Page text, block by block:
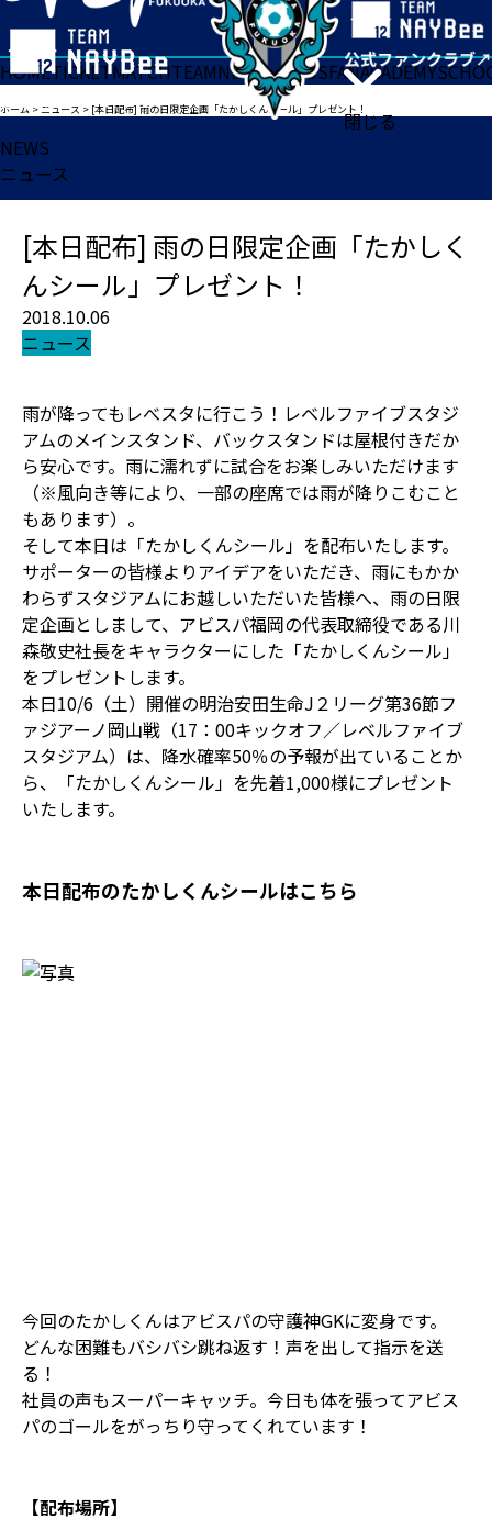
閉じる
HOMETICKETMATCHTEAMNEWSGOODSFANACADEMY
ホーム >ニュース > [本日配布] 雨の日限定企画「たかしくんシール」プレゼント！
NEWS
ニュース
[本日配布] 雨の日限定企画「たかしく
んシール」プレゼント！
2018.10.06
ニュース
雨が降ってもレべスタに行こう！レベルファイブスタジ
アムのメインスタンド、バックスタンドは屋根付きだか
ら安心です。雨に濡れずに試合をお楽しみいただけます
（※風向き等により、一部の座席では雨が降りこむこと
もあります）。
そして本日は「たかしくんシール」を配布いたします。
サポーターの皆様よりアイデアをいただき、雨にもかか
わらずスタジアムにお越しいただいた皆様へ、雨の日限
定企画としまして、アビスパ福岡の代表取締役である川
森敬史社長をキャラクターにした「たかしくんシール」
をプレゼントします。
本日10/6（土）開催の明治安田生命J２リーグ第36節フ
ァジアーノ岡山戦（17：00キックオフ／レベルファイブ
スタジアム）は、降水確率50％の予報が出ていることか
ら、「たかしくんシール」を先着1,000様にプレゼント
いたします。
本日配布のたかしくんシールはこちら
今回のたかしくんはアビスパの守護神GKに変身です。
どんな困難もバシバシ跳ね返す！声を出して指示を送
る！
社員の声もスーパーキャッチ。今日も体を張ってアビス
パのゴールをがっちり守ってくれています！
【配布場所】